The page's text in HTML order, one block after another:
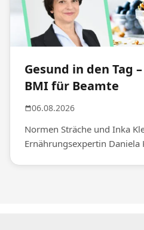
Gesund in den Tag
BMI für Beamte
06.08.2026
Normen Sträche und Inka
Ernährungsexpertin Daniela